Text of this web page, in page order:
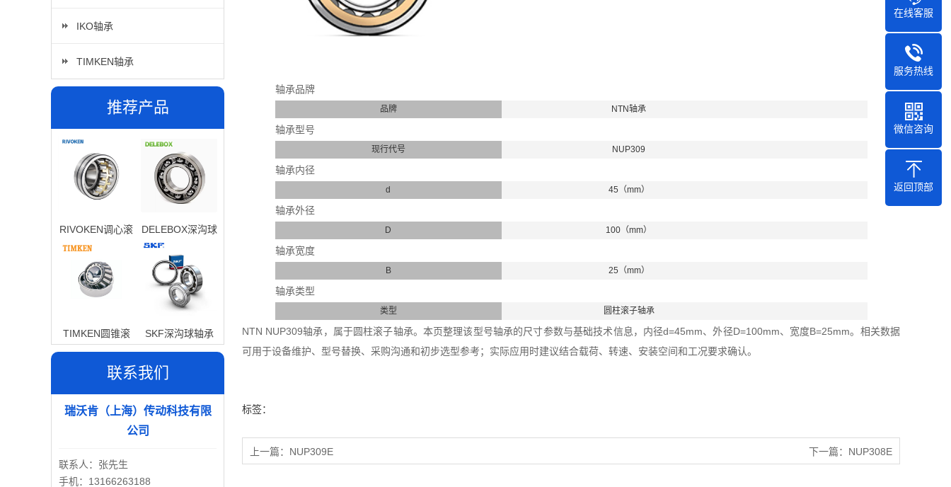
IKO轴承
TIMKEN轴承
推荐产品
RIVOKEN调心滚
子轴承
DELEBOX深沟球
TIMKEN圆锥滚
子轴承
SKF深沟球轴承
联系我们
瑞沃肯（上海）传动科技有限
公司
联系人：张先生
手机：13166263188
轴承品牌
品牌 NTN轴承
轴承型号
现行代号 NUP309
轴承内径
d 45（mm）
轴承外径
D 100（mm）
轴承宽度
B 25（mm）
轴承类型
类型 圆柱滚子轴承
NTN NUP309轴承，属于圆柱滚子轴承。本页整理该型号轴承的尺寸参数与基础技术信息，内径d=45mm、外径D=100mm、宽度B=25mm。相关数据
可用于设备维护、型号替换、采购沟通和初步选型参考；实际应用时建议结合载荷、转速、安装空间和工况要求确认。
标签：
上一篇： NUP309E 下一篇： NUP308E
在线客服
服务热线
微信咨询
返回顶部